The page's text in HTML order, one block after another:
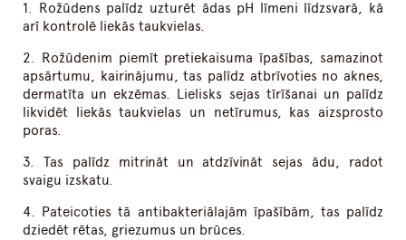
1. Rožūdens palīdz uzturēt ādas pH līmeni līdzsvarā, kā
arī kontrolē liekās taukvielas.
2. Rožūdenim piemīt pretiekaisuma īpašības, samazinot
apsārtumu, kairinājumu, tas palīdz atbrīvoties no aknes,
dermatīta un ekzēmas. Lielisks sejas tīrīšanai un palīdz
likvidēt liekās taukvielas un netīrumus, kas aizsprosto
poras.
3. Tas palīdz mitrināt un atdzīvināt sejas ādu, radot
svaigu izskatu.
4. Pateicoties tā antibakteriālajām īpašībām, tas palīdz
dziedēt rētas, griezumus un brūces.